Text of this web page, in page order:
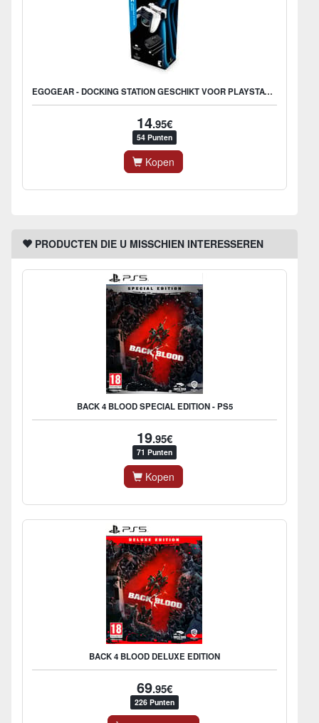
EGOGEAR - DOCKING STATION GESCHIKT VOOR PLAYSTATION 5 - CONTROLLER OPLADER PS5 - DUAL LADER
14.95€
54 Punten
Kopen
PRODUCTEN DIE U MISSCHIEN INTERESSEREN
BACK 4 BLOOD SPECIAL EDITION - PS5
19.95€
71 Punten
Kopen
BACK 4 BLOOD DELUXE EDITION
69.95€
226 Punten